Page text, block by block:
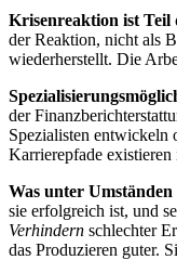
Krisenreaktion ist Teil
der Reaktion, nicht als
wiederherstellt. Die
der
Spezialisten entwickeln
Karrierepfade
Was unter
sie erfolgreich ist, und
Verhindern schlechter
das Produzieren guter.